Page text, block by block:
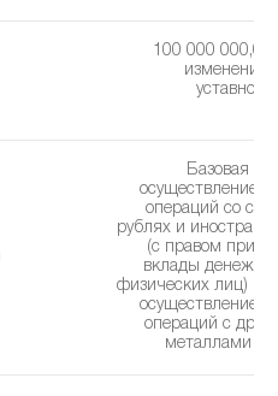
100 000 000,00
изменения
уставного
Базовая
осуществление
операций со
рублях и
(с правом
вклады
физических лиц)
осуществление
операций с
металлами